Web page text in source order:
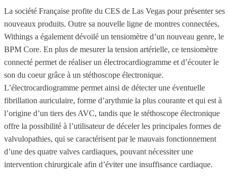
La société Française profite du CES de Las Vegas pour présenter ses
nouveaux produits. Outre sa nouvelle ligne de montres connectées,
Withings a également dévoilé un tensiomètre d’un nouveau genre, le
BPM Core. En plus de mesurer la tension artérielle, ce tensiomètre
connecté permet de réaliser un électrocardiogramme et d’écouter le
son du coeur grâce à un stéthoscope électronique.
L’électrocardiogramme permet ainsi de détecter une éventuelle
fibrillation auriculaire, forme d’arythmie la plus courante et qui est à
l’origine d’un tiers des AVC, tandis que le stéthoscope électronique
offre la possibilité à l’utilisateur de déceler les principales formes de
valvulopathies, qui se caractérisent par le mauvais fonctionnement
d’une des quatre valves cardiaques, pouvant nécessiter une
intervention chirurgicale afin d’éviter une insuffisance cardiaque.